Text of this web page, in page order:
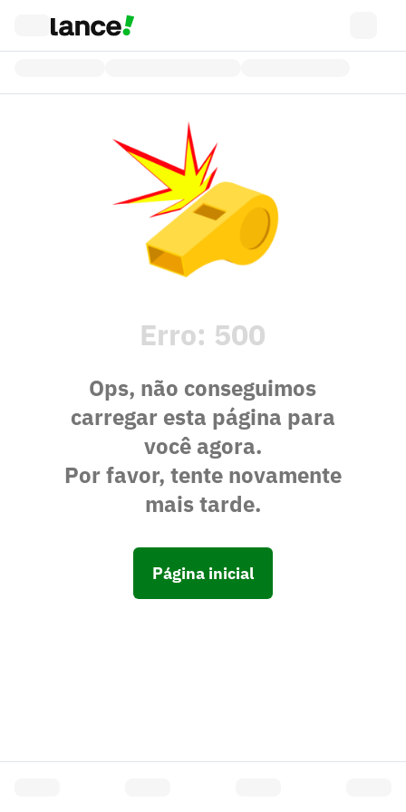
Erro: 500
Ops, não conseguimos
carregar esta página para
você agora.
Por favor, tente novamente
mais tarde.
Página inicial